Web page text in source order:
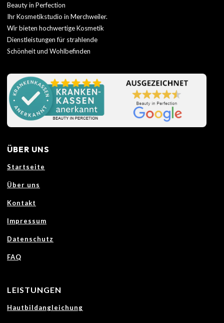
Beauty in Perfection
Ihr Kosmetikstudio in Merchweiler.
Wir bieten hochwertige Kosmetik
Dienstleistungen für strahlende
Schönheit und Wohlbefinden
ÜBER UNS
Startseite
Über uns
Kontakt
Impressum
Datenschutz
FAQ
LEISTUNGEN
Hautbildangleichung